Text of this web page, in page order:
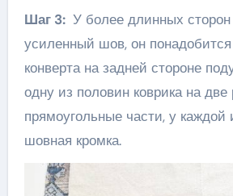
Шаг 3: У более длинных сторон
усиленный шов, он
конверта на задней стороне
одну из половин коврика на две
прямоугольные части, у каждой
шовная кромка.